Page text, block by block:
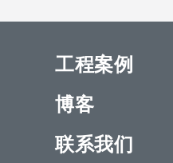
工程案例
博客
联系我们